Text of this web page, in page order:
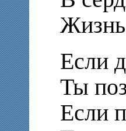
Если
Ты
Если